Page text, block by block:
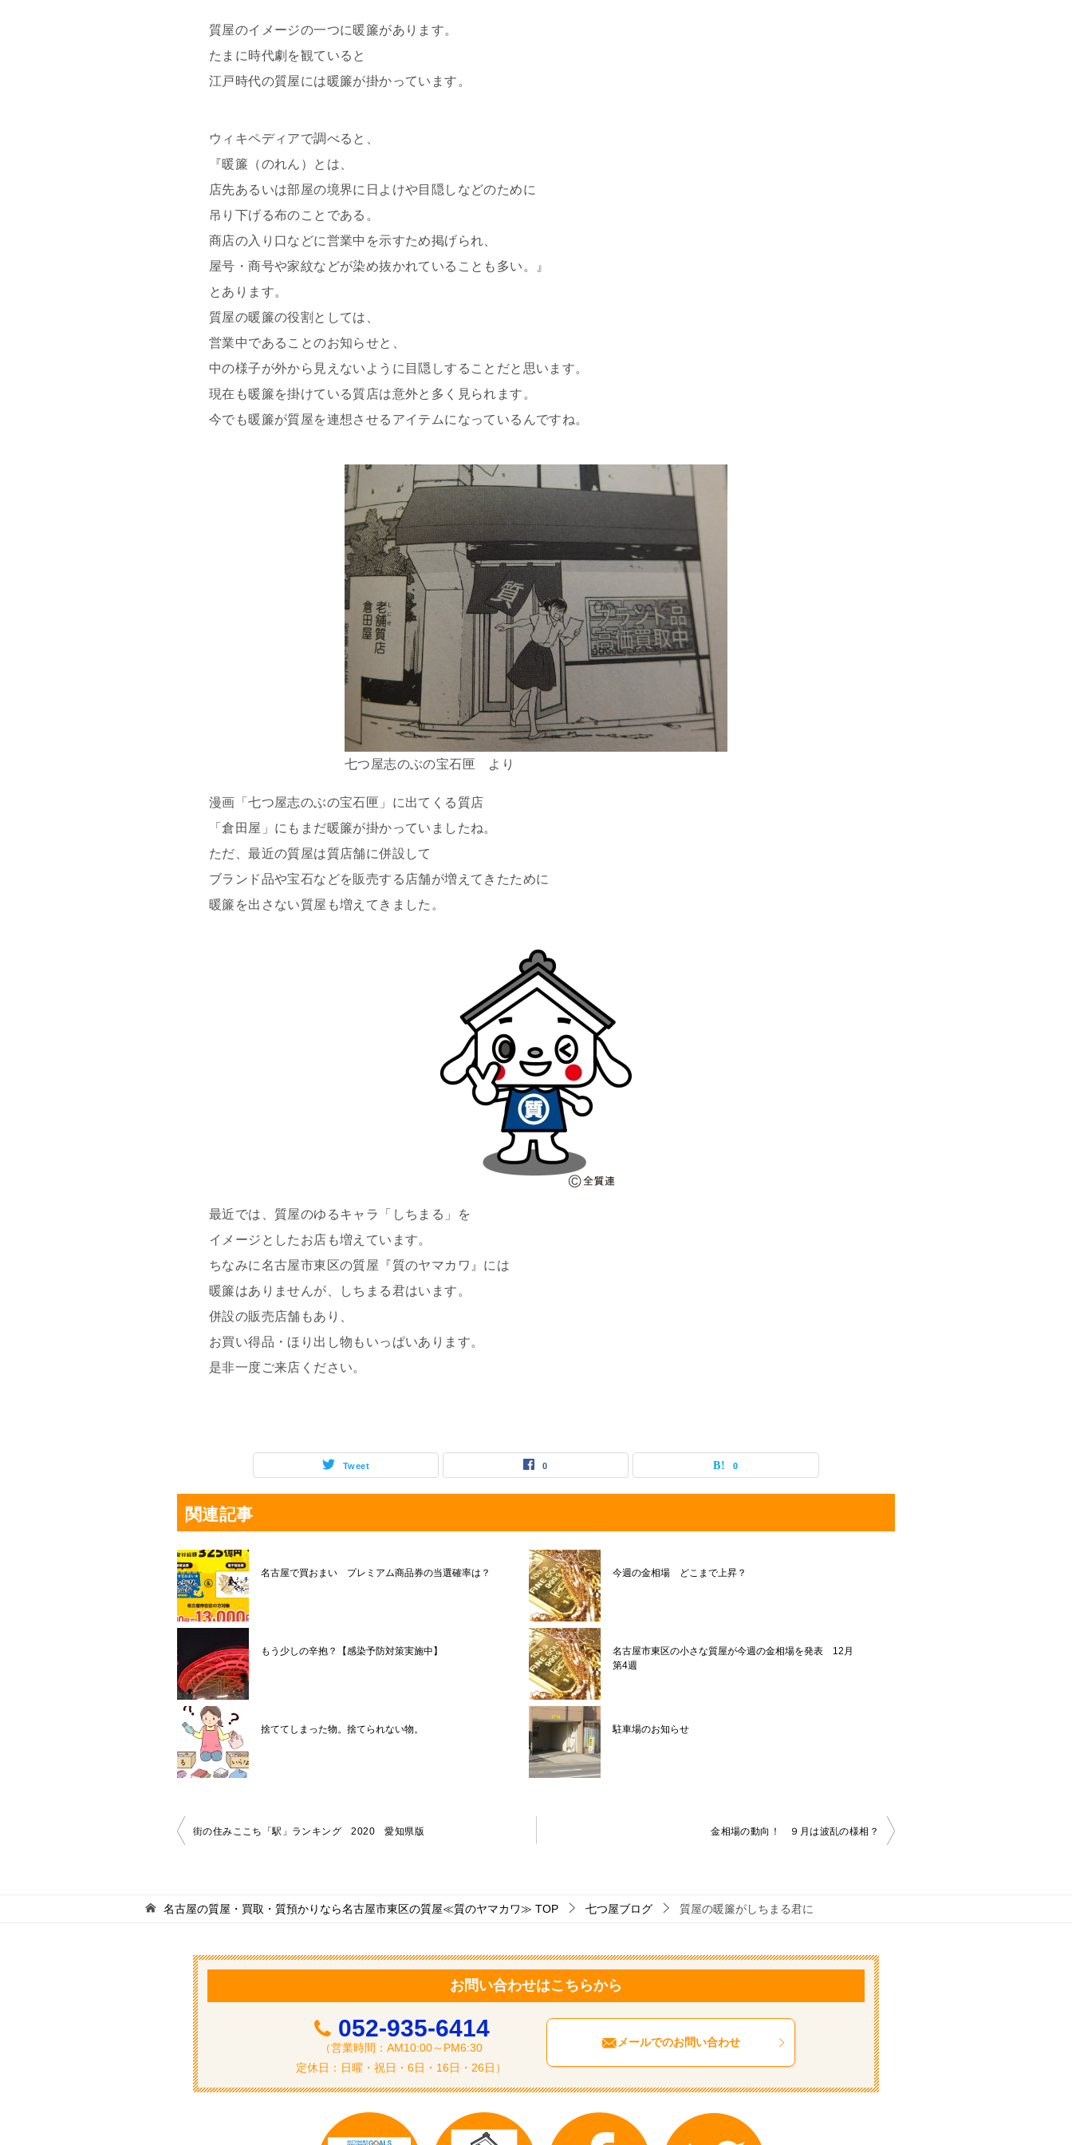
質屋のイメージの一つに暖簾があります。
たまに時代劇を観ていると
江戸時代の質屋には暖簾が掛かっています。
ウィキペディアで調べると、
『暖簾（のれん）とは、
店先あるいは部屋の境界に日よけや目隠しなどのために
吊り下げる布のことである。
商店の入り口などに営業中を示すため掲げられ、
屋号・商号や家紋などが染め抜かれていることも多い。』
とあります。
質屋の暖簾の役割としては、
営業中であることのお知らせと、
中の様子が外から見えないように目隠しすることだと思います。
現在も暖簾を掛けている質店は意外と多く見られます。
今でも暖簾が質屋を連想させるアイテムになっているんですね。
七つ屋志のぶの宝石匣 より
漫画「七つ屋志のぶの宝石匣」に出てくる質店
「倉田屋」にもまだ暖簾が掛かっていましたね。
ただ、最近の質屋は質店舗に併設して
ブランド品や宝石などを販売する店舗が増えてきたために
暖簾を出さない質屋も増えてきました。
最近では、質屋のゆるキャラ「しちまる」を
イメージとしたお店も増えています。
ちなみに名古屋市東区の質屋『質のヤマカワ』には
暖簾はありませんが、しちまる君はいます。
併設の販売店舗もあり、
お買い得品・ほり出し物もいっぱいあります。
是非一度ご来店ください。
Tweet 0 0
関連記事
名古屋で買おまい プレミアム商品券の当選確率は？ 今週の金相場 どこまで上昇？
もう少しの辛抱？【感染予防対策実施中】
名古屋市東区の小さな質屋が今週の金相場を発表 12月
第4週
捨ててしまった物。捨てられない物。 駐車場のお知らせ
投
ビ
ー
シ
ョ
ン
街の住みここち「駅」ランキング 2020 愛知県版 金相場の動向！ ９月は波乱の様相？
名古屋の質屋・買取・質預かりなら名古屋市東区の質屋≪質のヤマカワ≫ TOP 七つ屋ブログ 質屋の暖簾がしちまる君に
お問い合わせはこちらから
052-935-6414
（営業時間：AM10:00～PM6:30
定休日：日曜・祝日・6日・16日・26日）
メールでのお問い合わせ